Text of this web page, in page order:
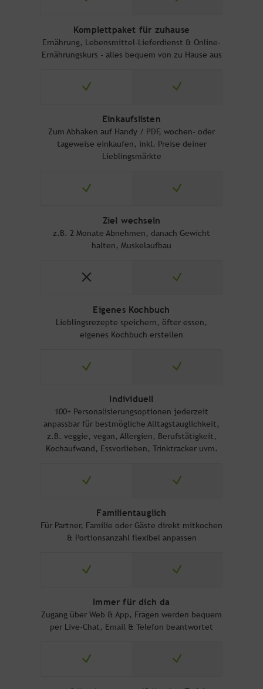
Komplettpaket für zuhause
Ernährung, Lebensmittel-Lieferdienst & Online-
Ernährungskurs - alles bequem von zu Hause aus
Einkaufslisten
Zum Abhaken auf Handy / PDF, wochen- oder
tageweise einkaufen, inkl. Preise deiner
Lieblingsmärkte
Ziel wechseln
z.B. 2 Monate Abnehmen, danach Gewicht
halten, Muskelaufbau
Eigenes Kochbuch
Lieblingsrezepte speichern, öfter essen,
eigenes Kochbuch erstellen
Individuell
100+ Personalisierungsoptionen jederzeit
anpassbar für bestmögliche Alltagstauglichkeit,
z.B. veggie, vegan, Allergien, Berufstätigkeit,
Kochaufwand, Essvorlieben, Trinktracker uvm.
Familientauglich
Für Partner, Familie oder Gäste direkt mitkochen
& Portionsanzahl flexibel anpassen
Immer für dich da
Zugang über Web & App, Fragen werden bequem
per Live-Chat, Email & Telefon beantwortet